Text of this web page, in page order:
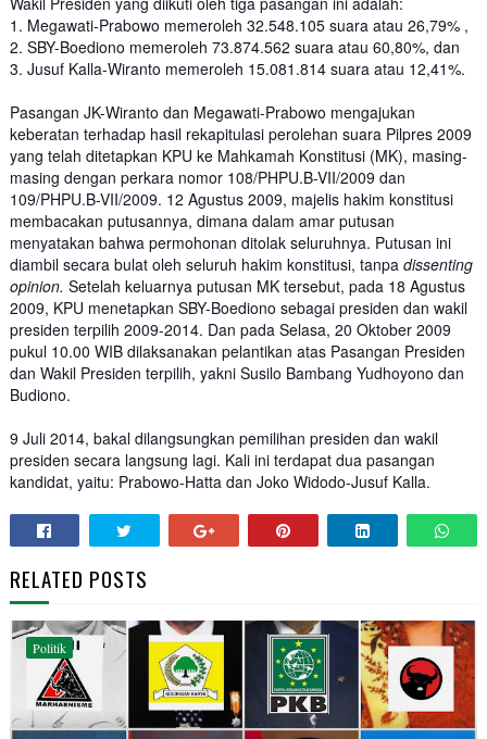
1. Megawati-Prabowo memeroleh 32.548.105 suara atau 26,79% ,
2. SBY-Boediono memeroleh 73.874.562 suara atau 60,80%, dan
3. Jusuf Kalla-Wiranto memeroleh 15.081.814 suara atau 12,41%.
Pasangan JK-Wiranto dan Megawati-Prabowo mengajukan
keberatan terhadap hasil rekapitulasi perolehan suara Pilpres 2009
yang telah ditetapkan KPU ke Mahkamah Konstitusi (MK), masing-
masing dengan perkara nomor 108/PHPU.B-VII/2009 dan
109/PHPU.B-VII/2009. 12 Agustus 2009, majelis hakim konstitusi
membacakan putusannya, dimana dalam amar putusan
menyatakan bahwa permohonan ditolak seluruhnya. Putusan ini
diambil secara bulat oleh seluruh hakim konstitusi, tanpa dissenting
opinion. Setelah keluarnya putusan MK tersebut, pada 18 Agustus
2009, KPU menetapkan SBY-Boediono sebagai presiden dan wakil
presiden terpilih 2009-2014. Dan pada Selasa, 20 Oktober 2009
pukul 10.00 WIB dilaksanakan pelantikan atas Pasangan Presiden
dan Wakil Presiden terpilih, yakni Susilo Bambang Yudhoyono dan
Budiono.
9 Juli 2014, bakal dilangsungkan pemilihan presiden dan wakil
presiden secara langsung lagi. Kali ini terdapat dua pasangan
kandidat, yaitu: Prabowo-Hatta dan Joko Widodo-Jusuf Kalla.
RELATED POSTS
Politik